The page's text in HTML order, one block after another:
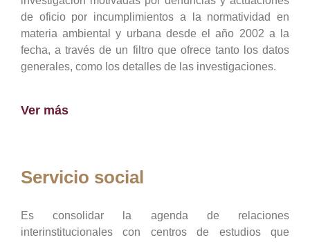
de oficio por incumplimientos a la normatividad en
materia ambiental y urbana desde el año 2002 a la
fecha, a través de un filtro que ofrece tanto los datos
generales, como los detalles de las investigaciones.
Ver más
Servicio social
Es consolidar la agenda de relaciones
interinstitucionales con centros de estudios que